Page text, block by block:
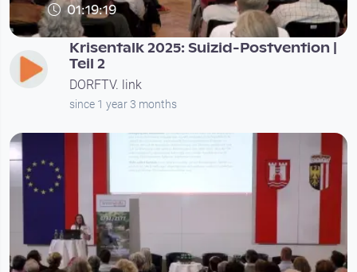
01:19:19
Krisentalk 2025: Suizid-Postvention |
Teil 2
DORFTV. link
since 1 year 3 months